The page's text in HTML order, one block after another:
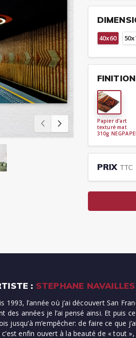
40x60
FINITION
Papier d'art
texturé mat
310g
PRIX TTC
: STEPHANE NAVAILLES
1993, l’année où j’ai découvert San
des années je l’ai pensé ainsi. Et puis
jusqu’à m’empêcher: de faire ce que
enfin ouvert à la beauté de « tout